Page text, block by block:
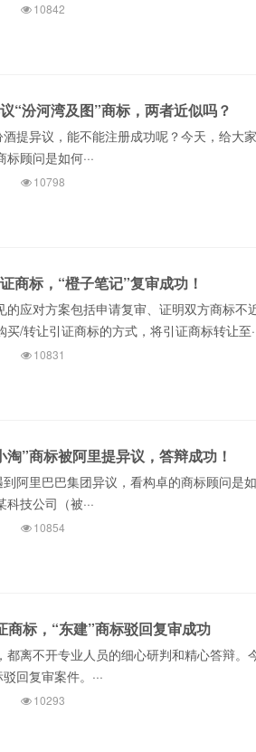
10842
“汾河湾及图”商标，两者近似吗？
酒提异议，能不能注册成功呢？今天，给大
顾问是如何···
10798
商标，“橙子笔记”复审成功！
的应对方案包括申请复审、证明双方商标不
/转让引证商标的方式，将引证商标转让至
10831
”商标被阿里提异议，答辩成功！
到阿里巴巴集团异议，看构卓的商标顾问是
技公司（被···
10854
商标，“东建”商标驳回复审成功
都离不开专业人员的细心研判和精心答辩。
回复审案件。···
10293